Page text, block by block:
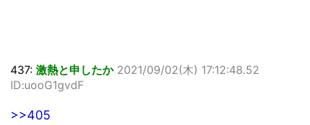
437: 激熱と申したか 2021/09/02(木) 17:12:48.52
ID:uooG1gvdF
>>405